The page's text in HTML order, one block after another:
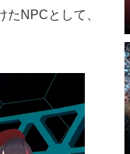
NPCとして、